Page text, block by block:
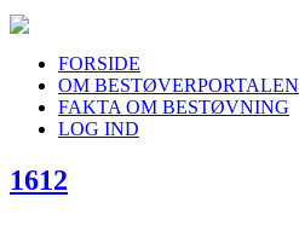
FORSIDE
OM BESTØVERPORTALEN
FAKTA OM BESTØVNING
LOG IND
1612